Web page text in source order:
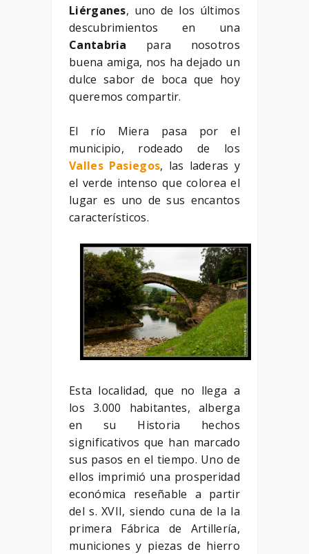
Liérganes, uno de los últimos
descubrimientos en una
Cantabria para nosotros
buena amiga, nos ha dejado un
dulce sabor de boca que hoy
queremos compartir.
El río Miera pasa por el
municipio, rodeado de los
Valles Pasiegos, las laderas y
el verde intenso que colorea el
lugar es uno de sus encantos
característicos.
Esta localidad, que no llega a
los 3.000 habitantes, alberga
en su Historia hechos
significativos que han marcado
sus pasos en el tiempo. Uno de
ellos imprimió una prosperidad
económica reseñable a partir
del s. XVII, siendo cuna de la la
primera Fábrica de Artillería,
municiones y piezas de hierro